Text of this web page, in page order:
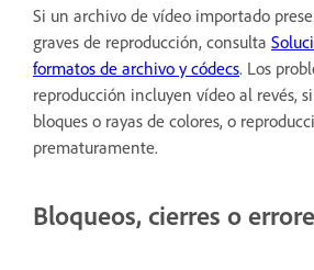
Si un archivo de vídeo importado
graves de reproducción, consulta
formatos de archivo y códecs. Los
reproducción incluyen vídeo al revés,
bloques o rayas de colores, o
prematuramente.
Bloqueos, cierres o